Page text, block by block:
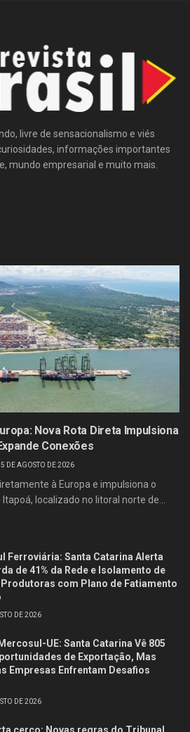
livre de sensacionalismo e viés
informações importantes
mundo empresarial e muito mais.
Nova Rota Direta Impulsiona
Conexões
5 DE AGOSTO DE 2026
à Europa e impulsiona o
localizado no litoral norte de...
Ferroviária: Santa Catarina Alerta
de 41% da Rede e Isolamento de
Produtoras com Plano de Fatiamento
DE 2026
UE: Santa Catarina Vê 805
de Exportação, Mas
Empresas Enfrentam Desafios
DE 2026